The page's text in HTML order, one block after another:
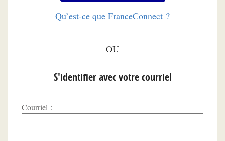
Qu’est-ce que FranceConnect ?
S'identifier avec votre courriel
Courriel :